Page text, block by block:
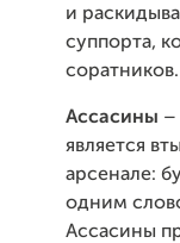
и
суппорта,
соратников.
Ассасины –
является
арсенале:
одним
Ассасины